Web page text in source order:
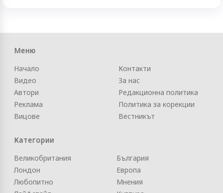
Меню
Начало
Видео
Автори
Реклама
Вицове
Контакти
За нас
Редакционна политика
Политика за корекции
Вестникът
Категории
Великобритания
Лондон
Любопитно
България
Европа
Мнения